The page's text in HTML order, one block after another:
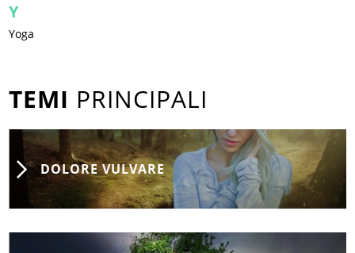
Y
Yoga
TEMI PRINCIPALI
DOLORE VULVARE